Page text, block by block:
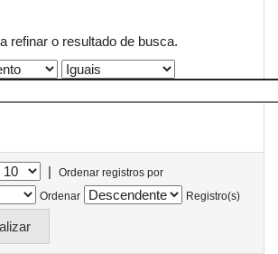
refinar o resultado de busca.
|
Ordenar registros por
Ordenar
Registro(s)